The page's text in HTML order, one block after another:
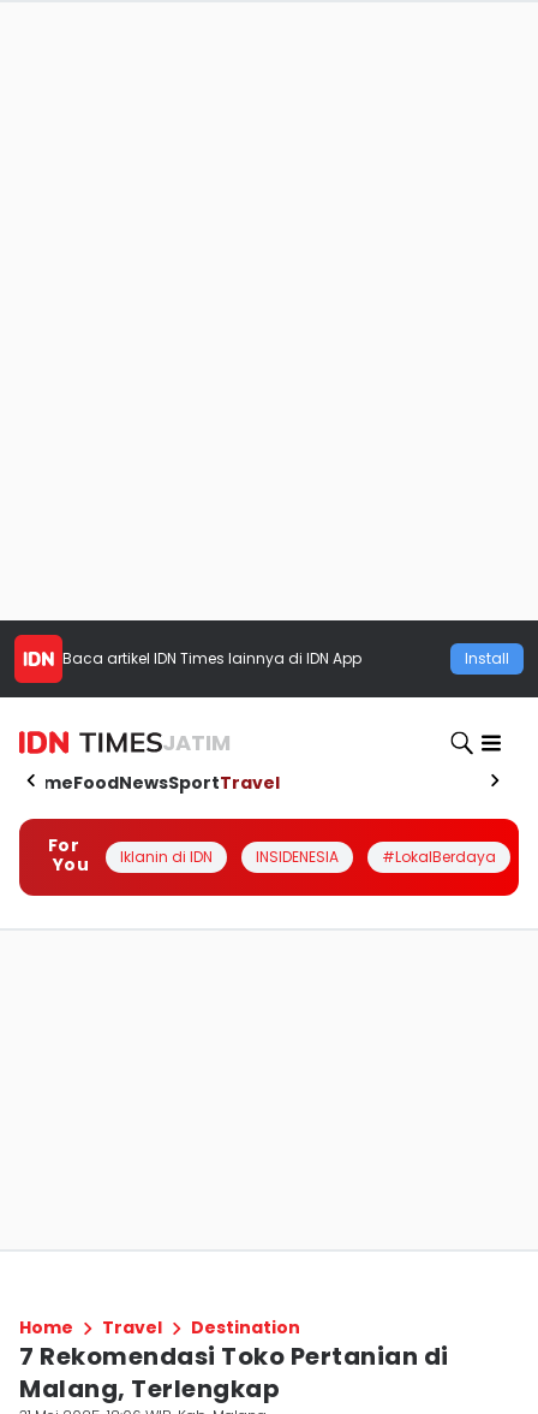
Baca artikel IDN Times lainnya di IDN App Install
JATIM
HomeFoodNewsSportTravel
For
You
Iklanin di IDN INSIDENESIA #LokalBerdaya
Home Travel Destination
7 Rekomendasi Toko Pertanian di
Malang, Terlengkap